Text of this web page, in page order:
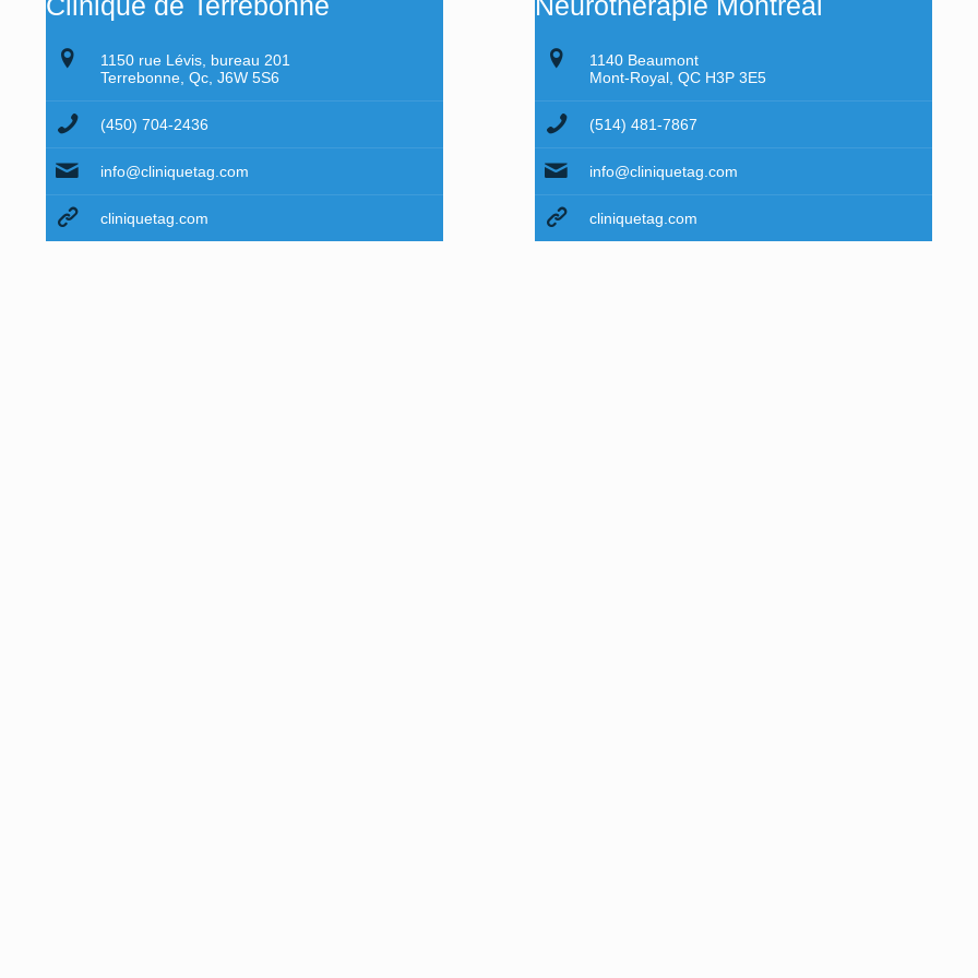
1150 rue Lévis, bureau 201
Terrebonne, Qc, J6W 5S6
(450) 704-2436
info@cliniquetag.com
cliniquetag.com
1140 Beaumont
Mont-Royal, QC H3P 3E5
(514) 481-7867
info@cliniquetag.com
cliniquetag.com